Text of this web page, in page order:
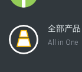
全部产
All in One